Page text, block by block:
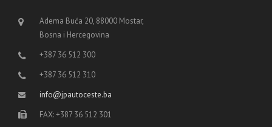
Adema Buća 20, 88000 Mostar,
Bosna i Hercegovina
+387 36 512 300
+387 36 512 310
info@jpautoceste.ba
FAX: +387 36 512 301